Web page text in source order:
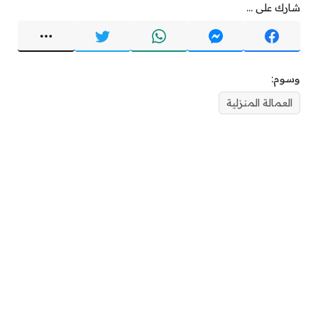
شارك على ...
وسوم:
العمالة المنزلية